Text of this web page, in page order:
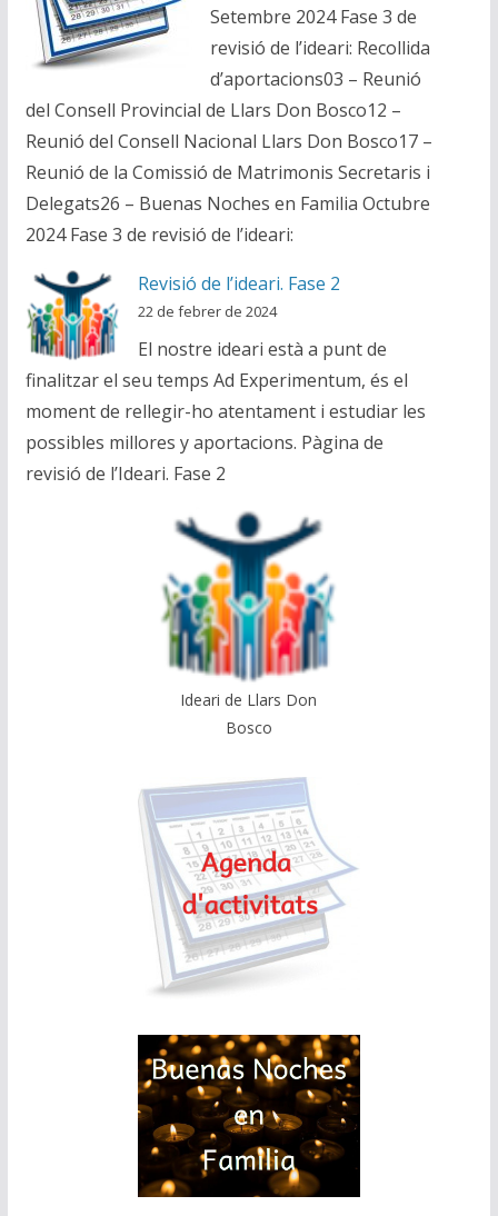
Setembre 2024 Fase 3 de
revisió de l’ideari: Recollida
d’aportacions03 – Reunió
del Consell Provincial de Llars Don Bosco12 –
Reunió del Consell Nacional Llars Don Bosco17 –
Reunió de la Comissió de Matrimonis Secretaris i
Delegats26 – Buenas Noches en Familia Octubre
2024 Fase 3 de revisió de l’ideari:
Revisió de l’ideari. Fase 2
22 de febrer de 2024
El nostre ideari està a punt de
finalitzar el seu temps Ad Experimentum, és el
moment de rellegir-ho atentament i estudiar les
possibles millores y aportacions. Pàgina de
revisió de l’Ideari. Fase 2
Ideari de Llars Don
Bosco